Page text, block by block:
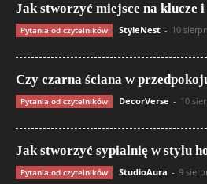
Jak stworzyć miejsce na klucze
Pytania od czytelników StyleNest - 10
Czy czarna ściana w
Pytania od czytelników DecorVerse - 10
Jak stworzyć sypialnię w stylu
Pytania od czytelników StudioAura - 9